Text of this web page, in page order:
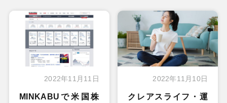
2022年11月11日
MINKABUで米国株
2022年11月10日
クレアスライフ・運